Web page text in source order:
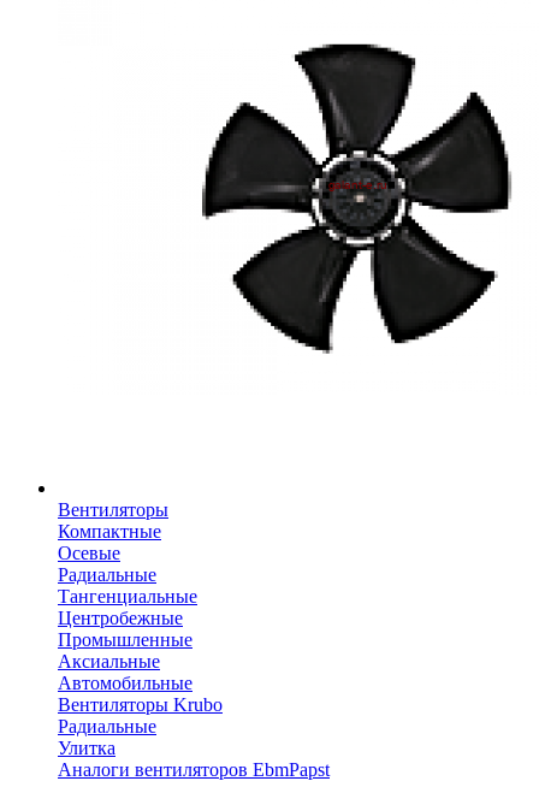
Вентиляторы
Компактные
Осевые
Радиальные
Тангенциальные
Центробежные
Промышленные
Аксиальные
Автомобильные
Вентиляторы Krubo
Радиальные
Улитка
Аналоги вентиляторов EbmPapst